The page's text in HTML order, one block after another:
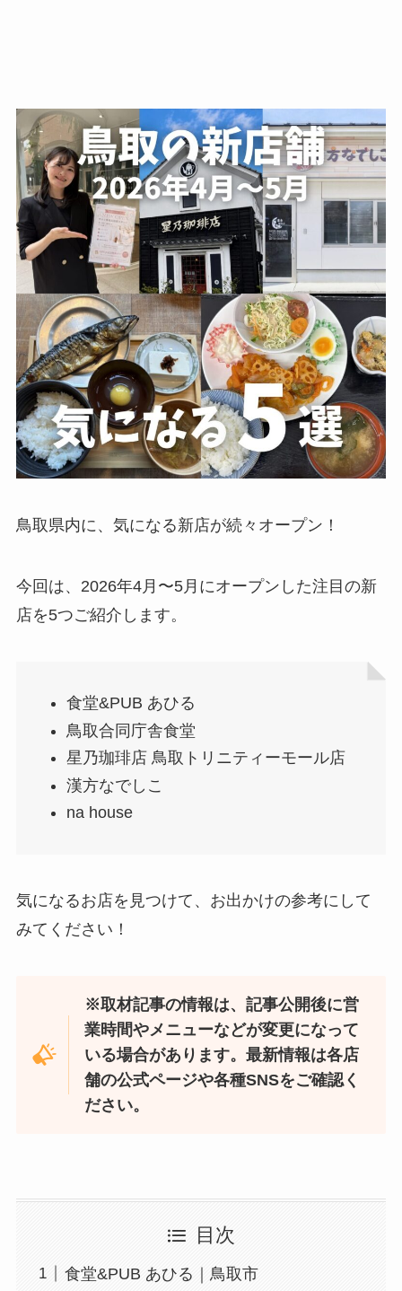
鳥取県内に、気になる新店が続々オープン！
今回は、2026年4月〜5月にオープンした注目の新
店を5つご紹介します。
食堂&PUB あひる
鳥取合同庁舎食堂
星乃珈琲店 鳥取トリニティーモール店
漢方なでしこ
na house
気になるお店を見つけて、お出かけの参考にして
みてください！
※取材記事の情報は、記事公開後に営
業時間やメニューなどが変更になって
いる場合があります。最新情報は各店
舗の公式ページや各種SNSをご確認く
ださい。
目次
食堂&PUB あひる｜鳥取市